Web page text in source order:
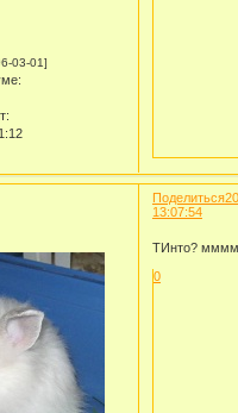
03-01]
Поделиться
13:07:54
ТИнто?
0